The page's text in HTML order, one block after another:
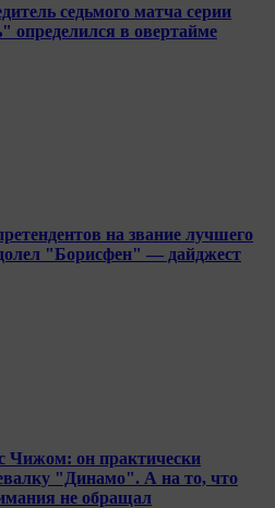
седьмого матча серии
в овертайме
на звание лучшего
"Борисфен" — дайджест
Чижом: он практически
"Динамо". А на то, что
не обращал